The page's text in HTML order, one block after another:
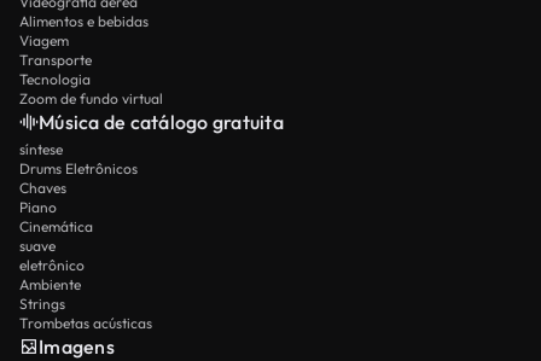
Alimentos e bebidas
Viagem
Transporte
Tecnologia
Zoom de fundo virtual
Música de catálogo gratuita
síntese
Drums Eletrônicos
Chaves
Piano
Cinemática
suave
eletrônico
Ambiente
Strings
Trombetas acústicas
Imagens